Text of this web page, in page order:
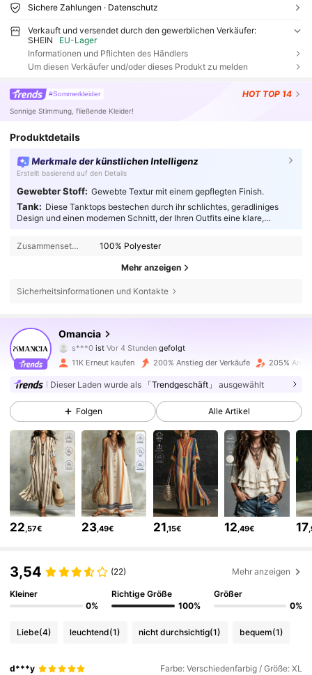
Sichere Zahlungen · Datenschutz
Verkauft und versendet durch den gewerblichen Verkäufer:
SHEIN
EU-Lager
Informationen und Pflichten des Händlers
Um diesen Verkäufer und/oder dieses Produkt zu melden
#Sommerkleider HOT TOP 14
Sonnige Stimmung, fließende Kleider!
Produktdetails
Merkmale der künstlichen Intelligenz
Erstellt basierend auf den Details
Gewebter Stoff: Gewebte Textur mit einem gepflegten Finish.
Tank: Diese Tanktops bestechen durch ihr schlichtes, geradliniges
Design und einen modernen Schnitt, der Ihren Outfits eine klare,
Zusammensetzung:
100% Polyester
Mehr anzeigen
Sicherheitsinformationen und Kontakte
Omancia
s***0istVor 4 Stunden
a***rist am Durchsuchen
4,64
31K Follower
4,64
4,64 31K Follower
4,64 31K Follower
31K Follower
11K Erneut kaufen 200% Anstieg der Verkäufe 205%
Dieser Laden wurde als 「Trendgeschäft」 ausgewählt
Folgen Alle Artikel
22,57€ 23,49€ 21,15€ 12,49€ 17
3,54 (22) Mehr anzeigen
Kleiner
0%
Richtige Größe
100%
Größer
0%
Liebe(4) leuchtend(1) nicht durchsichtig(1) bequem(1)
d***y Farbe: Verschiedenfarbig / Größe: XL